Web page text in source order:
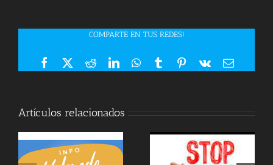
COMPARTE EN TUS REDES!
Facebook RedditLinkedInWhatsApp
TumblrPinterest
Vk
Correo
Artículos relacionados
LAS ASEGURADORAS